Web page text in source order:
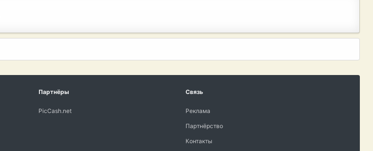
Партнёры
PicCash.net
Связь
Реклама
Партнёрство
Контакты